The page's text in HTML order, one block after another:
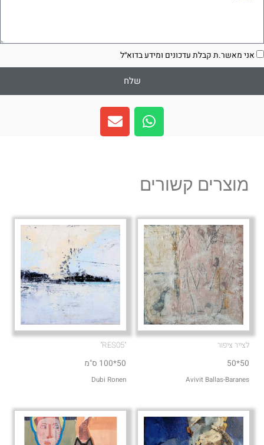
אני מאשר.ת קבלת עדכונים ומידע בדוא״ל
שלח
W
h
a
a
p
E
n
v
e
מוצרים קשורים
לצייר ציפור
50*50
Avivit Ballas-Baranes
50*100 ס"מ
Dubi Ronen